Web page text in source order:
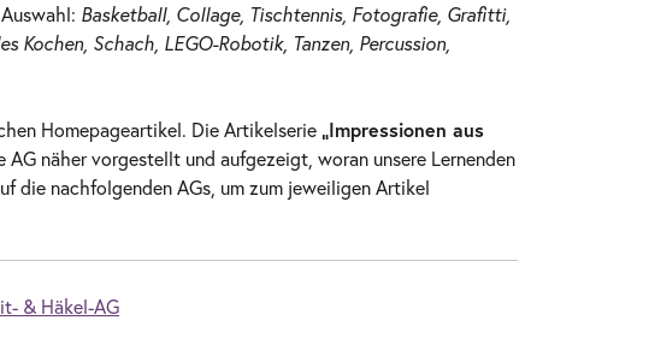
Basketball, Collage, Tischtennis, Fotografie, Grafitti,
Schach, LEGO-Robotik, Tanzen, Percussion,
Homepageartikel. Die Artikelserie „Impressionen aus
näher vorgestellt und aufgezeigt, woran unsere Lernenden
die nachfolgenden AGs, um zum jeweiligen Artikel
& Häkel-AG